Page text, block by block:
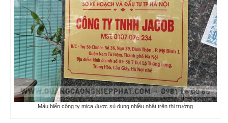
Mãu biển công ty mica được sủ dụng nhiều nhât trên thị trường